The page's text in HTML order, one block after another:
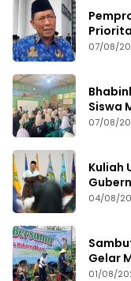
07/08/
Siswa
07/08/
Kuliah
04/08/
Gelar
01/08/